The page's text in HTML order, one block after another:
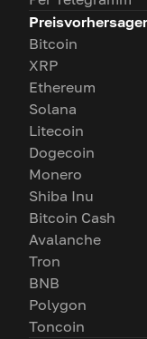
Bitcoin
XRP
Ethereum
Solana
Litecoin
Dogecoin
Monero
Shiba Inu
Bitcoin Cash
Avalanche
Tron
BNB
Polygon
Toncoin